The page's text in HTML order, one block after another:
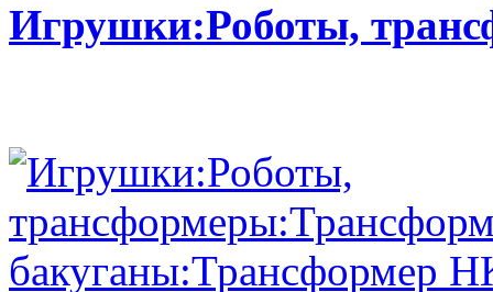
Игрушки:Роботы,